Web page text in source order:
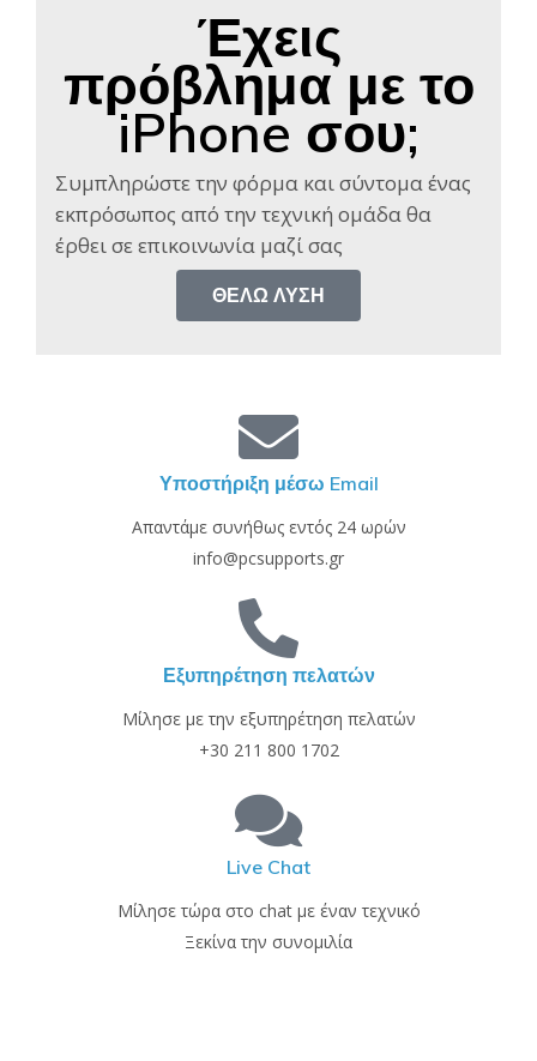
Έχεις
πρόβλημα με το
iPhone σου;
Συμπληρώστε την φόρμα και σύντομα ένας
εκπρόσωπος από την τεχνική ομάδα θα
έρθει σε επικοινωνία μαζί σας​
ΘΈΛΩ ΛΎΣΗ
Υποστήριξη μέσω Email
Απαντάμε συνήθως εντός 24 ωρών
info@pcsupports.gr
Εξυπηρέτηση πελατών
Μίλησε με την εξυπηρέτηση πελατών
+30 211 800 1702
Live Chat
Μίλησε τώρα στο chat με έναν τεχνικό
Ξεκίνα την συνομιλία